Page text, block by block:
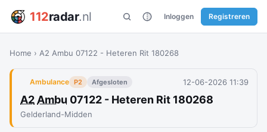
112radar.nl Inloggen Registreren
Home › A2 Ambu 07122 - Heteren Rit 180268
Ambulance P2 Afgesloten 12-06-2026 11:39
A2 Ambu 07122 - Heteren Rit 180268
Gelderland-Midden